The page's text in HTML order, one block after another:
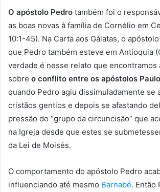
O apóstolo Pedro também foi o
as boas novas à família de Cornélio em
10:1-45). Na Carta aos Gálatas, o
que Pedro também esteve em Antioquia
verdade é nesse relato que encontramos
sobre o conflito entre os apóstolos
quando Pedro agiu dissimuladamente se
cristãos gentios e depois se afastando
pressão do “grupo da circuncisão” que
na Igreja desde que estes se
da Lei de Moisés.
O comportamento do apóstolo Pedro
influenciando até mesmo Barnabé. Então